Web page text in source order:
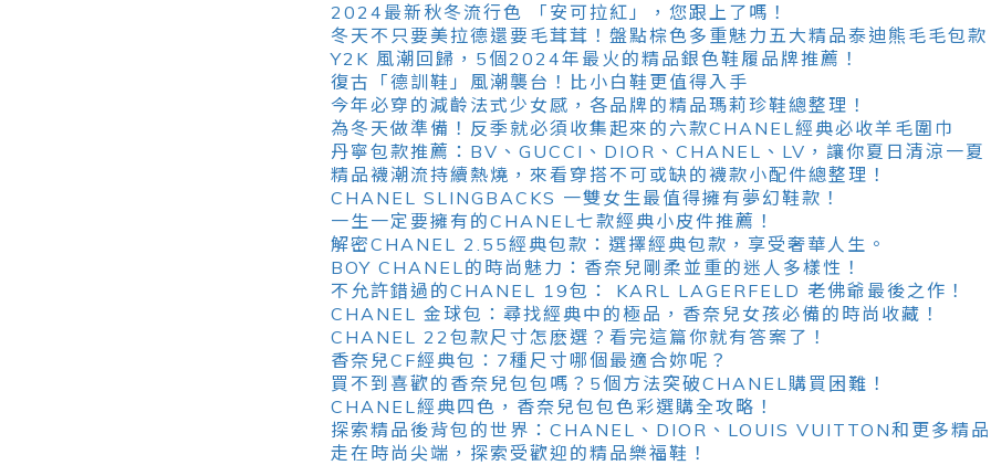
2024最新秋冬流行色 「安可拉紅」，您跟上了嗎！
冬天不只要美拉德還要毛茸茸！盤點棕色多重魅力五大精品泰迪熊毛毛包款
Y2K 風潮回歸，5個2024年最火的精品銀色鞋履品牌推薦！
復古「德訓鞋」風潮襲台！比小白鞋更值得入手
今年必穿的減齡法式少女感，各品牌的精品瑪莉珍鞋總整理！
為冬天做準備！反季就必須收集起來的六款CHANEL經典必收羊毛圍巾
丹寧包款推薦：BV、GUCCI、DIOR、CHANEL、LV，讓你夏日清涼一夏
精品襪潮流持續熱燒，來看穿搭不可或缺的襪款小配件總整理！
CHANEL SLINGBACKS 一雙女生最值得擁有夢幻鞋款！
一生一定要擁有的CHANEL七款經典小皮件推薦！
解密CHANEL 2.55經典包款：選擇經典包款，享受奢華人生。
BOY CHANEL的時尚魅力：香奈兒剛柔並重的迷人多樣性！
不允許錯過的CHANEL 19包： KARL LAGERFELD 老佛爺最後之作！
CHANEL 金球包：尋找經典中的極品，香奈兒女孩必備的時尚收藏！
CHANEL 22包款尺寸怎麽選？看完這篇你就有答案了！
香奈兒CF經典包：7種尺寸哪個最適合妳呢？
買不到喜歡的香奈兒包包嗎？5個方法突破CHANEL購買困難！
CHANEL經典四色，香奈兒包包色彩選購全攻略！
探索精品後背包的世界：CHANEL、DIOR、LOUIS VUITTON和更多精品
走在時尚尖端，探索受歡迎的精品樂福鞋！